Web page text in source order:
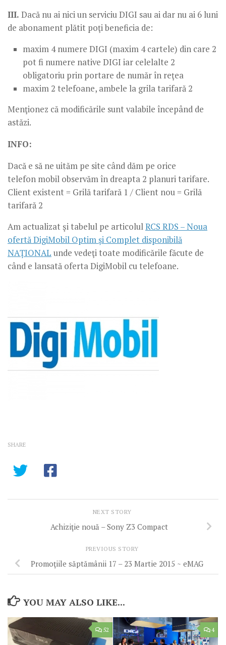
III. Dacă nu ai nici un serviciu DIGI sau ai dar nu ai 6 luni
de abonament plătit poţi beneficia de:
maxim 4 numere DIGI (maxim 4 cartele) din care 2
pot fi numere native DIGI iar celelalte 2
obligatoriu prin portare de număr în reţea
maxim 2 telefoane, ambele la grila tarifară 2
Menţionez că modificările sunt valabile începând de
astăzi.
INFO:
Dacă e să ne uităm pe site când dăm pe orice
telefon mobil observăm în dreapta 2 planuri tarifare.
Client existent = Grilă tarifară 1 / Client nou = Grilă
tarifară 2
Am actualizat şi tabelul pe articolulRCS RDS – Noua
ofertă DigiMobil Optim și Complet disponibilă
NAȚIONAL unde vedeţi toate modificările făcute de
când e lansată oferta DigiMobil cu telefoane.
SHARE
NEXT STORY
Achiziţie nouă – Sony Z3 Compact
PREVIOUS STORY
Promoţiile săptămânii 17 – 23 Martie 2015 ~ eMAG
YOU MAY ALSO LIKE...
52 4